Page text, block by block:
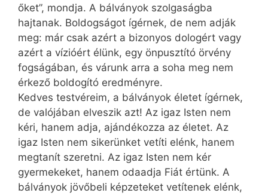
őket”, mondja. A bálványok szolgaságba
hajtanak. Boldogságot ígérnek, de nem adják
meg: már csak azért a bizonyos dologért vagy
azért a vízióért élünk, egy önpusztító örvény
fogságában, és várunk arra a soha meg nem
érkező boldogító eredményre.
Kedves testvéreim, a bálványok életet ígérnek,
de valójában elveszik azt! Az igaz Isten nem
kéri, hanem adja, ajándékozza az életet. Az
igaz Isten nem sikerünket vetíti elénk, hanem
megtanít szeretni. Az igaz Isten nem kér
gyermekeket, hanem odaadja Fiát értünk. A
bálványok jövőbeli képzeteket vetítenek elénk,